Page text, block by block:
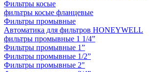
Фильтры косые
фильтры косые фланцевые
Фильтры промывные
Автоматика для фильтров HONEYWELL
фильтры промывные 1 1/4”
Фильтры промывные 1”
Фильтры промывные 1/2”
Фильтры промывные 2"